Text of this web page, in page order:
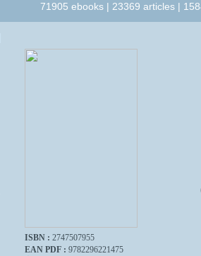
71905 ebooks | 23369 articles |
ISBN : 2747507955
EAN PDF : 9782296221475